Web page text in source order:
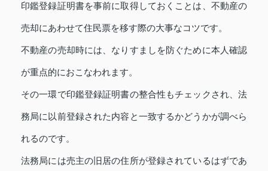
印鑑登録証明書を事前に取得しておくことは、不動産の
売却にあわせて住民票を移す際の大事なコツです。
不動産の売却時には、なりすましを防ぐために本人確認
が重点的におこなわれます。
その一環で印鑑登録証明書の整合性もチェックされ、法
務局に以前登録された内容と一致するかどうかが調べら
れるのです。
法務局には売主の旧居の住所が登録されているはずであ